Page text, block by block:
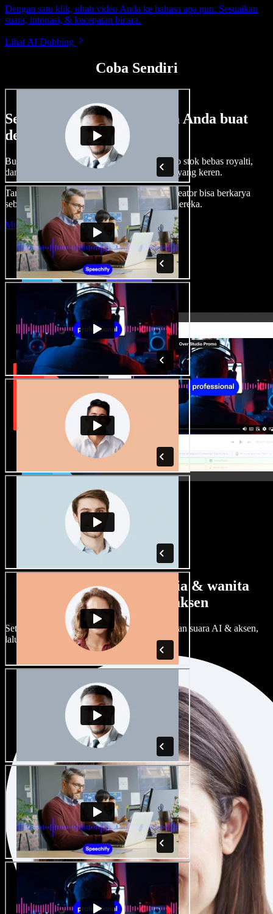
Dengan satu klik, ubah video Anda ke bahasa apa pun. Sesuaikan
suara, intonasi, & kecepatan bicara.
Lihat AI Dubbing
Coba Sendiri
Sedikit contoh hal yang bisa Anda buat
dengan Speechify Studio.
Buat voice over, tambah gambar, audio, video stok bebas royalti,
dan kloning suara untuk proyek audio-video yang keren.
Tanpa kurva belajar, semua dari browser—kreator bisa berkarya
sebebas mungkin dan wujudkan ide kreatif mereka.
Mulai Studio
Banyak pilihan suara pria & wanita
dengan berbagai aksen
Setiap proyek bisa terdengar beda. Pilih ratusan suara AI & aksen,
lalu sesuaikan sesuka Anda.